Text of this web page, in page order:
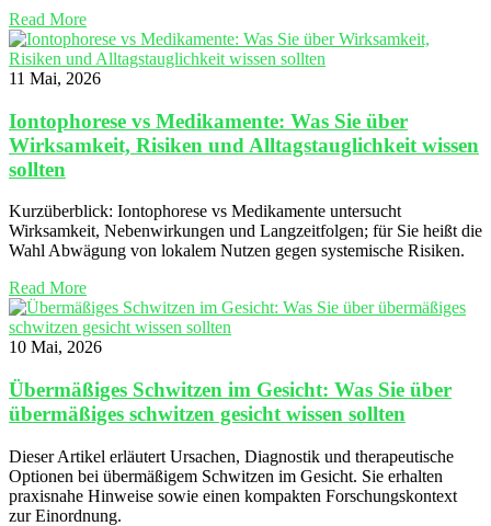
Read More
11 Mai, 2026
Iontophorese vs Medikamente: Was Sie über
Wirksamkeit, Risiken und Alltagstauglichkeit wissen
sollten
Kurzüberblick: Iontophorese vs Medikamente untersucht
Wirksamkeit, Nebenwirkungen und Langzeitfolgen; für Sie heißt die
Wahl Abwägung von lokalem Nutzen gegen systemische Risiken.
Read More
10 Mai, 2026
Übermäßiges Schwitzen im Gesicht: Was Sie über
übermäßiges schwitzen gesicht wissen sollten
Dieser Artikel erläutert Ursachen, Diagnostik und therapeutische
Optionen bei übermäßigem Schwitzen im Gesicht. Sie erhalten
praxisnahe Hinweise sowie einen kompakten Forschungskontext
zur Einordnung.